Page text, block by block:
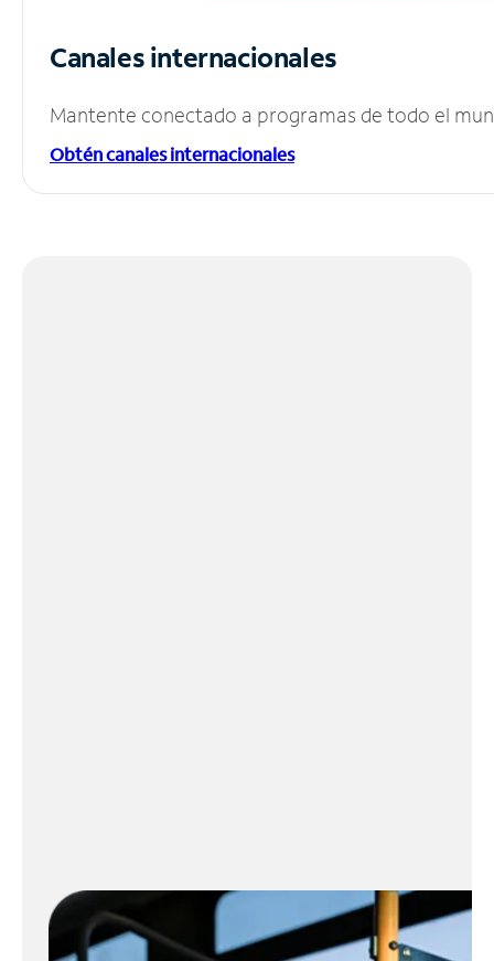
Canales internacionales
Mantente conectado a programas de todo el
Obtén canales internacionales